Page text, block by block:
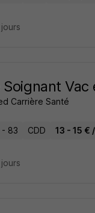
Soignant Vac
Carrière Santé
- 83 CDD 13 - 15 €